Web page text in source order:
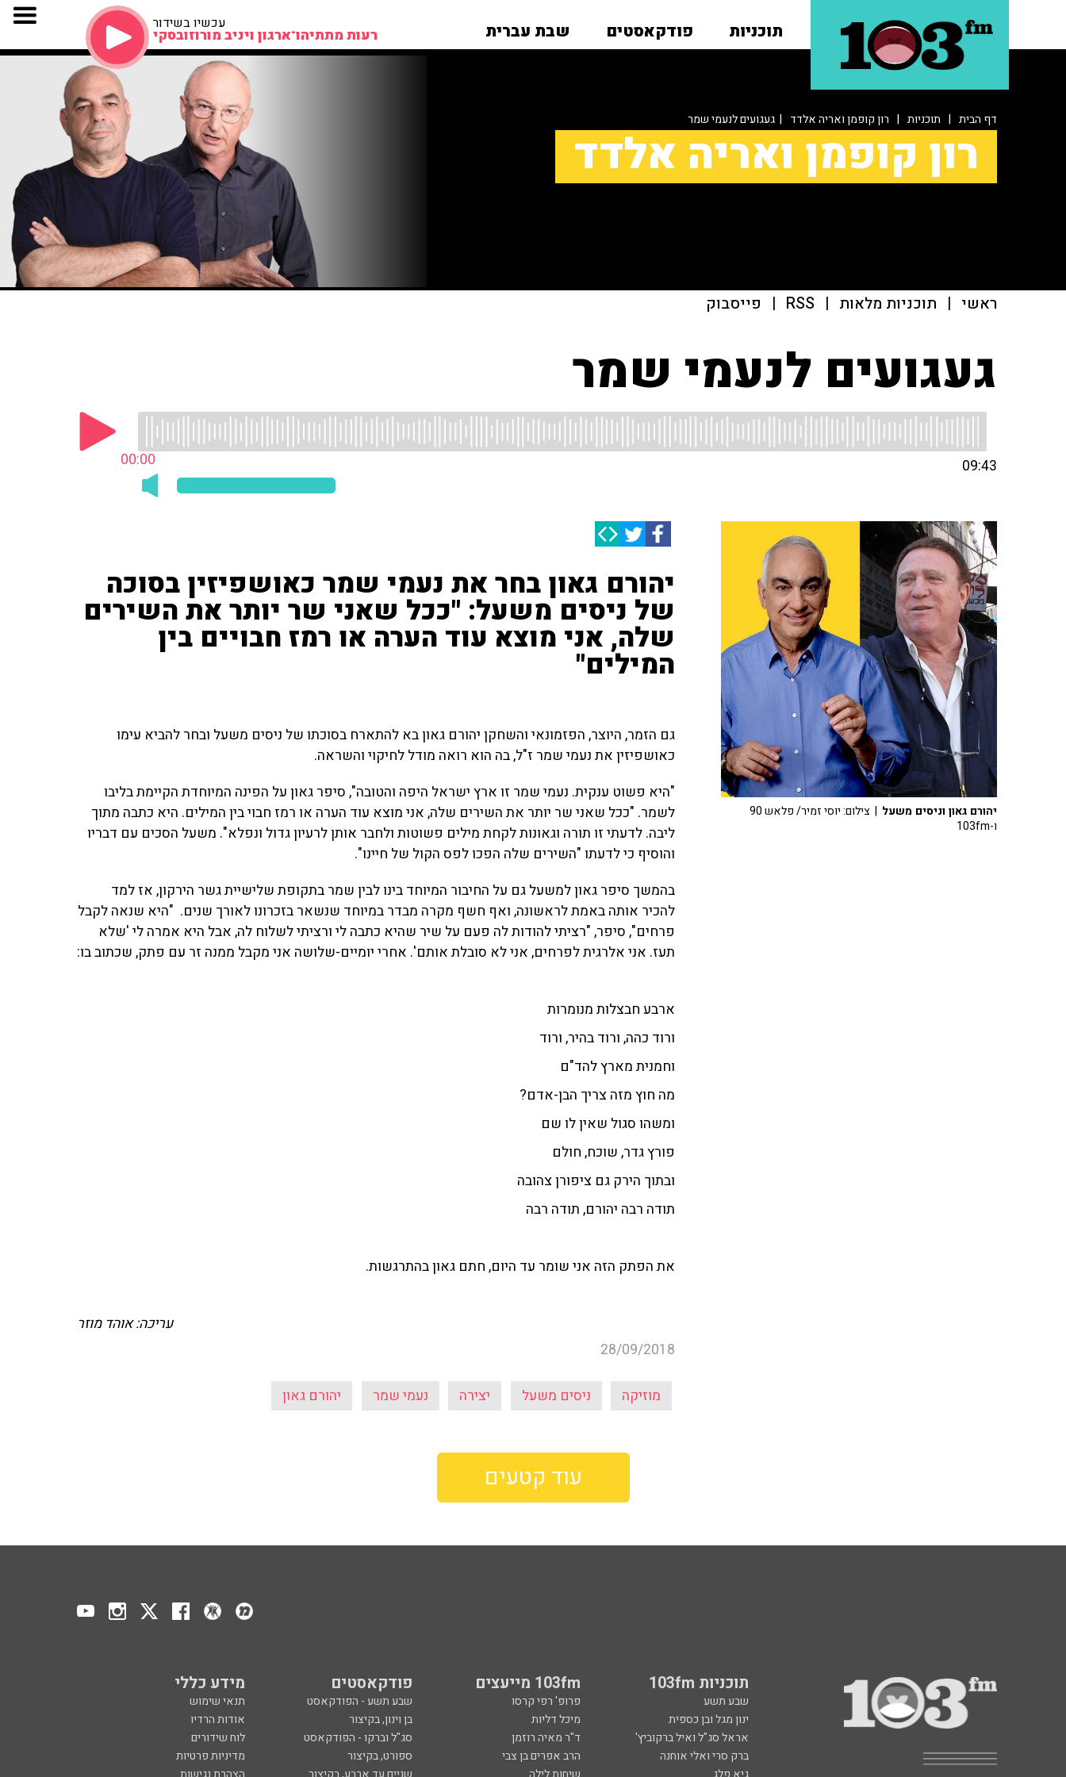
תוכניות פודקאסטים שבת עברית עכשיו בשידור
רעות מתתיהו־ארגון ויניב מורוזובסקי
דף הבית | תוכניות | רון קופמן ואריה אלדד | געגועים לנעמי שמר
רון קופמן ואריה אלדד
ראשי | תוכניות מלאות |
RSS
| פייסבוק
געגועים לנעמי שמר
00:00 09:43
יהורם גאון בחר את נעמי שמר כאושפיזין בסוכה
של ניסים משעל: "ככל שאני שר יותר את השירים
שלה, אני מוצא עוד הערה או רמז חבויים בין
המילים"
גם הזמר, היוצר, הפזמונאי והשחקן יהורם גאון בא להתארח בסוכתו של ניסים משעל ובחר להביא עימו
כאושפיזין את נעמי שמר ז"ל, בה הוא רואה מודל לחיקוי והשראה.
"היא פשוט ענקית. נעמי שמר זו ארץ ישראל היפה והטובה", סיפר גאון על הפינה המיוחדת הקיימת בליבו
לשמר. "ככל שאני שר יותר את השירים שלה, אני מוצא עוד הערה או רמז חבוי בין המילים. היא כתבה מתוך
ליבה. לדעתי זו תורה וגאונות לקחת מילים פשוטות ולחבר אותן לרעיון גדול ונפלא". משעל הסכים עם דבריו
והוסיף כי לדעתו "השירים שלה הפכו לפס הקול של חיינו".
בהמשך סיפר גאון למשעל גם על החיבור המיוחד בינו לבין שמר בתקופת שלישיית גשר הירקון, אז למד
להכיר אותה באמת לראשונה, ואף חשף מקרה מבדר במיוחד שנשאר בזכרונו לאורך שנים. "היא שנאה לקבל
פרחים", סיפר, "רציתי להודות לה פעם על שיר שהיא כתבה לי ורציתי לשלוח לה, אבל היא אמרה לי 'שלא
תעז. אני אלרגית לפרחים, אני לא סובלת אותם'. אחרי יומיים-שלושה אני מקבל ממנה זר עם פתק, שכתוב בו:
ארבע חבצלות מנומרות
ורוד כהה, ורוד בהיר, ורוד
וחמנית מארץ להד"ם
מה חוץ מזה צריך הבן-אדם?
ומשהו סגול שאין לו שם
פורץ גדר, שוכח, חולם
ובתוך הירק גם ציפורן צהובה
תודה רבה יהורם, תודה רבה
את הפתק הזה אני שומר עד היום, חתם גאון בהתרגשות.
עריכה: אוהד מוזר
28/09/2018
מוזיקה ניסים משעל יצירה נעמי שמר יהורם גאון
יהורם גאון וניסים משעל
| צילום: יוסי זמיר/ פלאש 90
ו-103fm
עוד קטעים
תוכניות 103fm 103fm מייעצים פודקאסטים מידע כללי
שבע תשע פרופ' רפי קרסו שבע תשע - הפודקאסט
תנאי שימוש
ינון מגל ובן כספית
מיכל דליות בן וינון, בקיצור
אודות הרדיו
אראל סג"ל ואיל ברקוביץ'
ד"ר מאיה רוזמן סג"ל וברקו - הפודקאסט
לוח שידורים
ברק סרי ואלי אוחנה
הרב אפרים בן צבי ספורט, בקיצור
מדיניות פרטיות